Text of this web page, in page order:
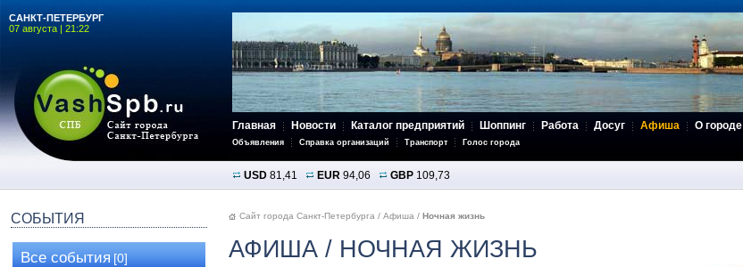
САНКТ-ПЕТЕРБУРГ
07 августа | 21:22
Главная Новости Каталог предприятий Шоппинг Работа Досуг Афиша О городе
Объявления Справка организаций Транспорт Голос города
USD 81,41 EUR 94,06 GBP 109,73
СОБЫТИЯ
Все события[0]
Сайт города Санкт-Петербурга / Афиша / Ночная жизнь
АФИША / НОЧНАЯ ЖИЗНЬ